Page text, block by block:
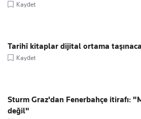
Kaydet
Tarihî kitaplar dijital ortama
Kaydet
Sturm Graz'dan Fenerbahçe itirafı:
değil"